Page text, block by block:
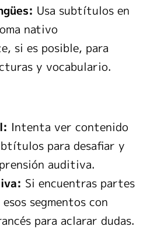
Usa subtítulos en
nativo
si es posible, para
y vocabulario.
Intenta ver contenido
para desafiar y
auditiva.
Si encuentras partes
segmentos con
para aclarar dudas.